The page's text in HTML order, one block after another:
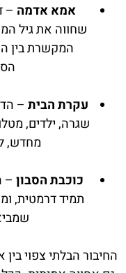
אמא אדמה –
שחווה את גיל
המקשרת בין
עקרת הבית –
שגרה, ילדים,
מחדש,
כוכבת הסבון –
תמיד דרמטית,
החיבור הבלתי צפוי